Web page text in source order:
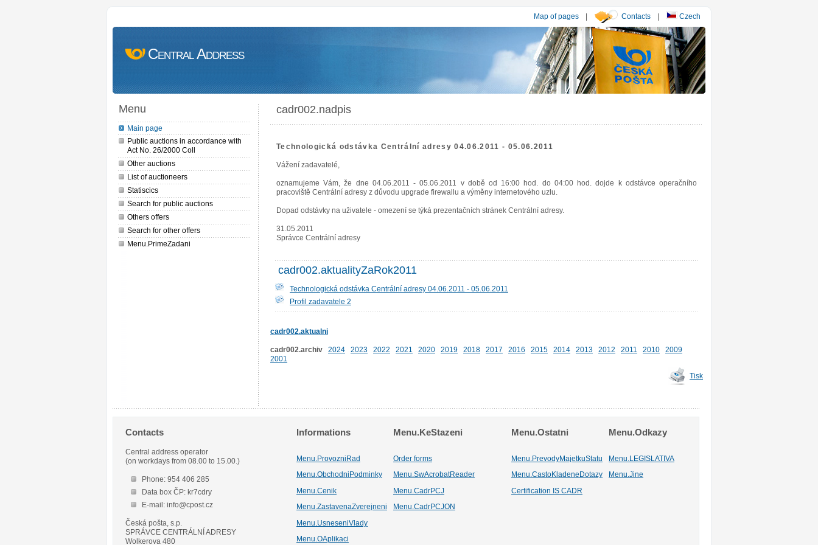
Map of pages | Contacts | Czech
Central Address
Menu
Main page
Public auctions in accordance with
Act No. 26/2000 Coll
Other auctions
List of auctioneers
Statiscics
Search for public auctions
Others offers
Search for other offers
Menu.PrimeZadani
cadr002.nadpis
Technologická odstávka Centrální adresy 04.06.2011 - 05.06.2011
Vážení zadavatelé,
oznamujeme Vám, že dne 04.06.2011 - 05.06.2011 v době od 16:00 hod. do 04:00 hod. dojde k odstávce operačního
pracoviště Centrální adresy z důvodu upgrade firewallu a výměny internetového uzlu.
Dopad odstávky na uživatele - omezení se týká prezentačních stránek Centrální adresy.
31.05.2011
Správce Centrální adresy
cadr002.aktualityZaRok2011
Technologická odstávka Centrální adresy 04.06.2011 - 05.06.2011
Profil zadavatele 2
cadr002.aktualni
cadr002.archiv 2024 2023 2022 2021 2020 2019 2018 2017 2016 2015 2014 2013 2012 2011 2010
2009
2001
Tisk
Contacts
Central address operator
(on workdays from 08.00 to 15.00.)
Phone: 954 406 285
Data box ČP: kr7cdry
E-mail: info@cpost.cz
Česká pošta, s.p.
SPRÁVCE CENTRÁLNÍ ADRESY
Wolkerova 480
Informations Menu.KeStazeni Menu.Ostatni Menu.Odkazy
Menu.ProvozniRad Order forms Menu.PrevodyMajetkuStatu
Menu.LEGISLATIVA
Menu.ObchodniPodminky
Menu.SwAcrobatReader Menu.CastoKladeneDotazy Menu.Jine
Menu.Cenik Menu.CadrPCJ
Certification IS CADR
Menu.ZastavenaZverejneni
Menu.CadrPCJON
Menu.UsneseniVlady
Menu.OAplikaci